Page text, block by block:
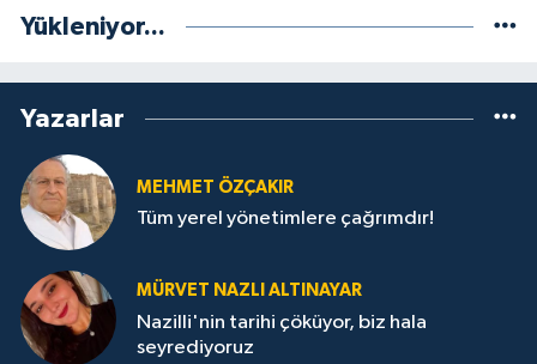
Yükleniyor...
Yazarlar
MEHMET ÖZÇAKIR
Tüm yerel yönetimlere çağrımdır!
MÜRVET NAZLI ALTINAYAR
Nazilli'nin tarihi çöküyor, biz hala
seyrediyoruz